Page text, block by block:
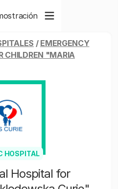
/ EMERGENCY
CHILDREN "MARIA
HOSPITAL
Hospital for